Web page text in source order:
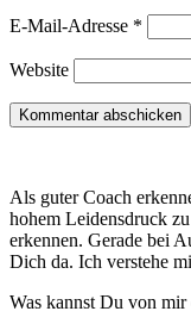
E-Mail-Adresse *
Website
Als guter Coach
hohem Leidensdruck
erkennen. Gerade bei
Dich da. Ich verstehe
Was kannst Du von mir